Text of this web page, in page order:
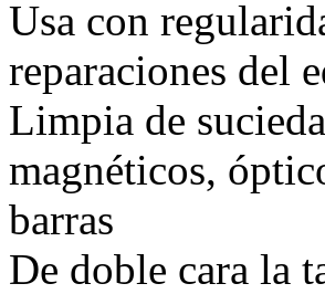
Usa con
reparaciones del
Limpia de
magnéticos,
barras
De doble cara la